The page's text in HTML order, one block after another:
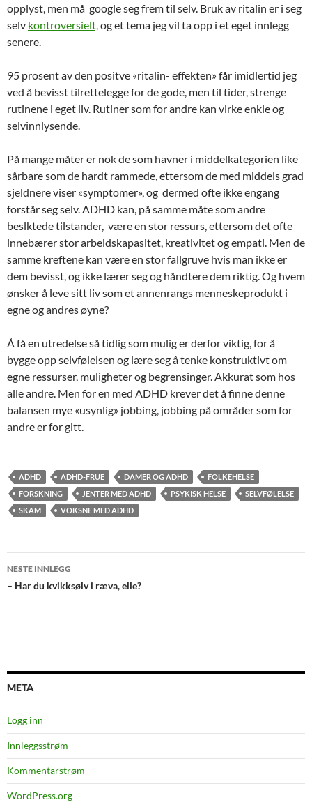
opplyst, men må google seg frem til selv. Bruk av ritalin er i seg
selv kontroversielt,og et tema jeg vil ta opp i et eget innlegg
senere.
95 prosent av den positve «ritalin- effekten» får imidlertid jeg
ved å bevisst tilrettelegge for de gode, men til tider, strenge
rutinene i eget liv. Rutiner som for andre kan virke enkle og
selvinnlysende.
På mange måter er nok de som havner i middelkategorien like
sårbare som de hardt rammede, ettersom de med middels grad
sjeldnere viser «symptomer», og dermed ofte ikke engang
forstår seg selv. ADHD kan, på samme måte som andre
beslktede tilstander, være en stor ressurs, ettersom det ofte
innebærer stor arbeidskapasitet, kreativitet og empati. Men de
samme kreftene kan være en stor fallgruve hvis man ikke er
dem bevisst, og ikke lærer seg og håndtere dem riktig. Og hvem
ønsker å leve sitt liv som et annenrangs menneskeprodukt i
egne og andres øyne?
Å få en utredelse så tidlig som mulig er derfor viktig, for å
bygge opp selvfølelsen og lære seg å tenke konstruktivt om
egne ressurser, muligheter og begrensinger. Akkurat som hos
alle andre. Men for en med ADHD krever det å finne denne
balansen mye «usynlig» jobbing, jobbing på områder som for
andre er for gitt.
ADHD ADHD-FRUE DAMER OG ADHD
FOLKEHELSE
FORSKNING
JENTER MED ADHD PSYKISK HELSE
SELVFØLELSE
SKAM
VOKSNE MED ADHD
Innleggsnavigasjon
NESTE INNLEGG
– Har du kvikksølv i ræva, elle?
META
Logg inn
Innleggsstrøm
Kommentarstrøm
WordPress.org